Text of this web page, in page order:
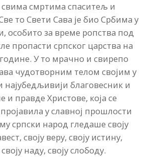
смртима спаситељ и
то Свети Сава је био Србима у
особито за време ропства под
пропасти српског царства на
У то мрачно и свирепо
чудотворним телом својим у
благовесник и
и правде Христове, која се
у славној прошлости
српски народ гледаше своју
своју веру, своју истину,
наду, своју слободу.